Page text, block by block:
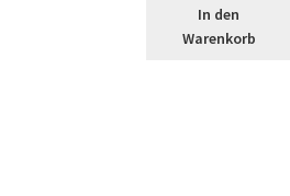
In den
Warenkorb